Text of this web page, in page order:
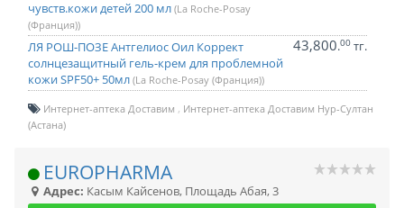
чувств.кожи детей 200 мл (La Roche-Posay
(Франция))
ЛЯ РОШ-ПОЗЕ Антгелиос Оил Коррект
солнцезащитный гель-крем для проблемной
кожи SPF50+ 50мл (La Roche-Posay (Франция))
43,800.00 тг.
Интернет-аптека Доставим
Интернет-аптека Доставим Нур-Султан
(Астана)
EUROPHARMA
Адрес: Касым Кайсенов, Площадь Абая, 3